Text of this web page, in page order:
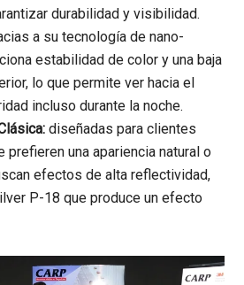
durabilidad y visibilidad.
a su tecnología de nano-
estabilidad de color y una baja
lo que permite ver hacia el
incluso durante la noche.
diseñadas para clientes
prefieren una apariencia natural o
efectos de alta reflectividad,
P-18 que produce un efecto